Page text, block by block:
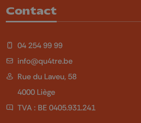
Contact
04 254 99 99
info@qu4tre.be
Rue du Laveu, 58
4000 Liège
TVA : BE 0405.931.241